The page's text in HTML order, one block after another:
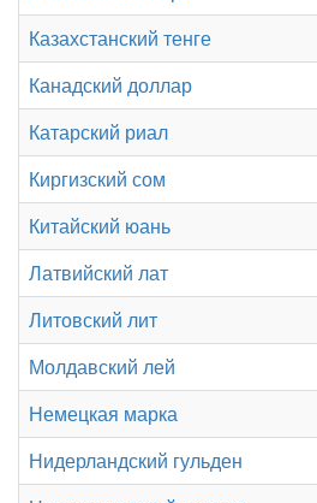
Казахстанский тенге
Канадский доллар
Катарский риал
Киргизский сом
Китайский юань
Латвийский лат
Литовский лит
Молдавский лей
Немецкая марка
Нидерландский гульден